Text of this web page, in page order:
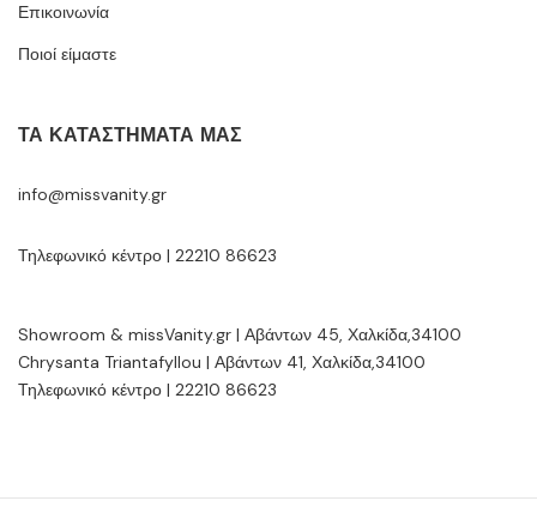
Επικοινωνία
Ποιοί είμαστε
ΤΑ ΚΑΤΑΣΤΉΜΑΤΆ ΜΑΣ
info@missvanity.gr
Τηλεφωνικό κέντρο | 22210 86623
Showroom & missVanity.gr | Αβάντων 45, Χαλκίδα,34100
Chrysanta Triantafyllou | Αβάντων 41, Χαλκίδα,34100
Τηλεφωνικό κέντρο | 22210 86623